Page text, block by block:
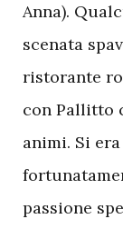
Anna).
scenata
ristorante
con Pallitto
animi. Si
passione